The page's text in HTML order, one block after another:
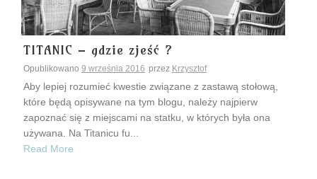
TITANIC – gdzie zjeść ?
Opublikowano 9 września 2016 przez Krzysztof
Aby lepiej rozumieć kwestie związane z zastawą stołową,
które będą opisywane na tym blogu, należy najpierw
zapoznać się z miejscami na statku, w których była ona
używana. Na Titanicu fu...
Read More